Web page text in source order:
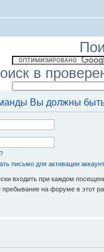
в
Вы должны
письмо для активации
входить при каждом
на форуме в этот